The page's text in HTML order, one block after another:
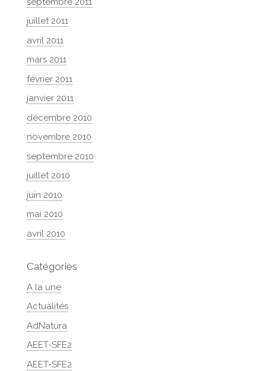
juillet 2011
avril 2011
mars 2011
février 2011
janvier 2011
décembre 2010
novembre 2010
septembre 2010
juillet 2010
juin 2010
mai 2010
avril 2010
Catégories
A la une
Actualités
AdNatura
AEET-SFE2
AEET-SFE2